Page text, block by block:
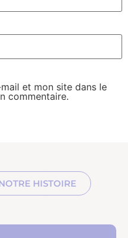
et mon site dans le
commentaire.
HISTOIRE